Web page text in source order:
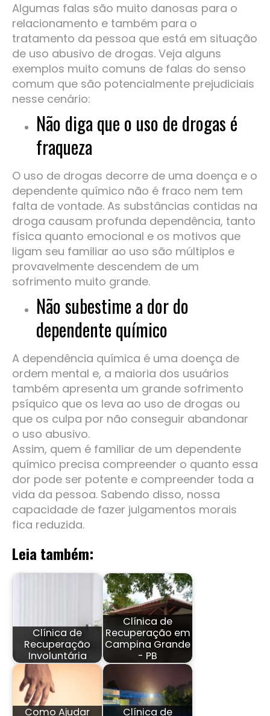
Algumas falas são muito danosas para o
relacionamento e também para o
tratamento da pessoa que está em situação
de uso abusivo de drogas. Veja alguns
exemplos muito comuns de falas do senso
comum que são potencialmente prejudiciais
nesse cenário:
Não diga que o uso de drogas é
fraqueza
O uso de drogas decorre de uma doença e o
dependente químico não é fraco nem tem
falta de vontade. As substâncias contidas na
droga causam profunda dependência, tanto
física quanto emocional e os motivos que
ligam seu familiar ao uso são múltiplos e
provavelmente descendem de um
sofrimento muito grande.
Não subestime a dor do
dependente químico
A dependência química é uma doença de
ordem mental e, a maioria dos usuários
também apresenta um grande sofrimento
psíquico que os leva ao uso de drogas ou
que os culpa por não conseguir abandonar
o uso abusivo.
Assim, quem é familiar de um dependente
químico precisa compreender o quanto essa
dor pode ser potente e compreender toda a
vida da pessoa. Sabendo disso, nossa
capacidade de fazer julgamentos morais
fica reduzida.
Leia também:
Clínica de
Recuperação
Involuntária
Clínica de
Recuperação em
Campina Grande
- PB
Como Ajudar Clínica de